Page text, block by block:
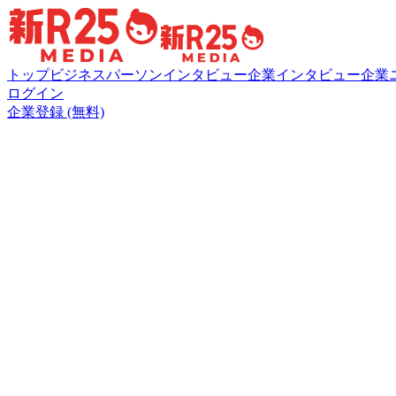
トップビジネスパーソンインタビュー企業インタビュー企業
ログイン
企業登録 (無料)